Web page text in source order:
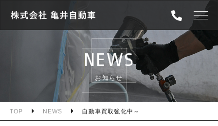
TOP
ABOUT
SERVICE
WORKS
NEWS
お知らせ
TOP NEWS 自動車買取強化中～